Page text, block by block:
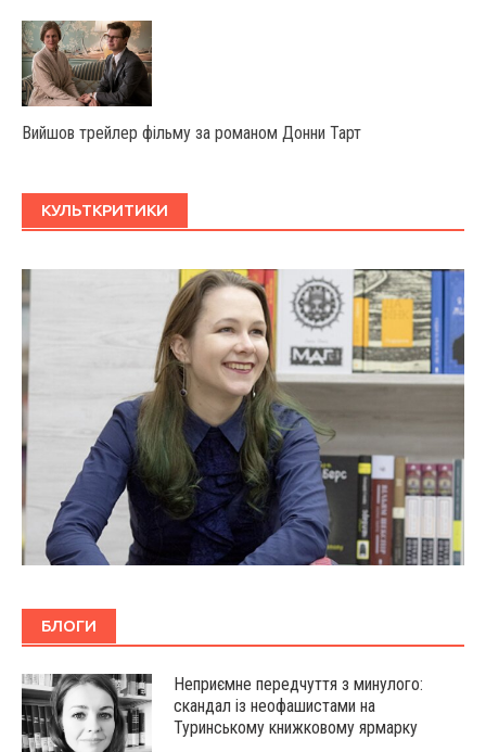
Вийшов трейлер фільму за романом Донни Тарт
КУЛЬТКРИТИКИ
БЛОГИ
Неприємне передчуття з минулого:
скандал із неофашистами на
Туринському книжковому ярмарку